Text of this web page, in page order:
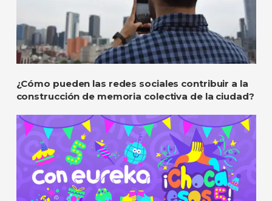
¿Cómo pueden las redes sociales contribuir a la
construcción de memoria colectiva de la ciudad?